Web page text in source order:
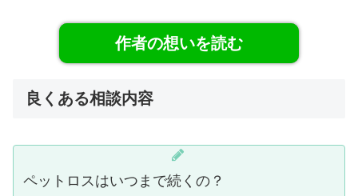
作者の想いを読む
良くある相談内容
ペットロスはいつまで続くの？